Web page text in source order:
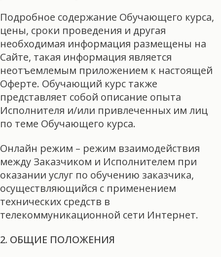
Подробное содержание Обучающего курса,
цены, сроки проведения и другая
необходимая информация размещены на
Сайте, такая информация является
неотъемлемым приложением к настоящей
Оферте. Обучающий курс также
представляет собой описание опыта
Исполнителя и/или привлеченных им лиц
по теме Обучающего курса.
Онлайн режим – режим взаимодействия
между Заказчиком и Исполнителем при
оказании услуг по обучению заказчика,
осуществляющийся с применением
технических средств в
телекоммуникационной сети Интернет.
2. ОБЩИЕ ПОЛОЖЕНИЯ